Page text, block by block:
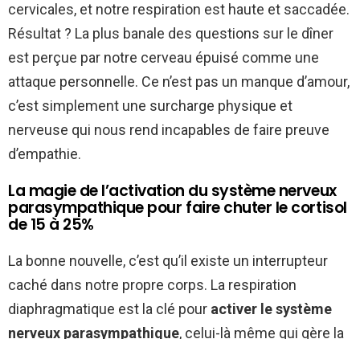
cervicales, et notre respiration est haute et saccadée.
Résultat ? La plus banale des questions sur le dîner
est perçue par notre cerveau épuisé comme une
attaque personnelle. Ce n’est pas un manque d’amour,
c’est simplement une surcharge physique et
nerveuse qui nous rend incapables de faire preuve
d’empathie.
La magie de l’activation du système nerveux
parasympathique pour faire chuter le cortisol
de 15 à 25%
La bonne nouvelle, c’est qu’il existe un interrupteur
caché dans notre propre corps. La respiration
diaphragmatique est la clé pour activer le système
nerveux parasympathique, celui-là même qui gère la